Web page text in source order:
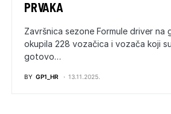
PRVAKA
Završnica sezone Formule driver na
okupila 228 vozačica i vozača koji
gotovo…
BY GP1_HR 13.11.2025.